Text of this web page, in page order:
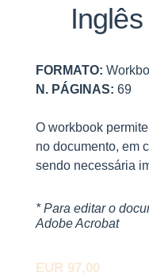
FORMATO:
N. PÁGINAS: 69
O workbook
no documento, em
sendo necessária
* Para editar o
Adobe Acrobat
EUR 97,00